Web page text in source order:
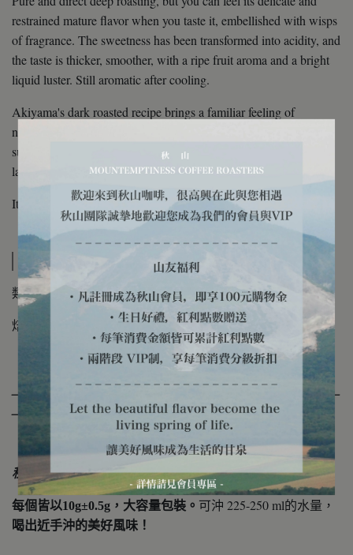
restrained mature flavor when you taste it, embellished with wisps
of fragrance. The sweetness has been transformed into acidity, and
the taste is thicker, smoother, with a ripe fruit aroma and a bright
liquid luster. Still aromatic after cooling.
Akiyama's dark roasted recipe brings a familiar feeling of
nostalgia. It is suitable for both light and dark, iced and hot,
suitable for pouring by hand, siphoning or becoming a coffee au
lait.
It is a work of contemplation and restraint.
規格說明
類型/ 濾掛式咖啡
焙度/ 深焙
＿＿＿＿＿＿＿＿＿＿＿＿＿＿＿＿＿＿＿＿＿＿＿＿＿＿
秋山掛耳＿美味的外出良伴！
每個皆以10g±0.5g，大容量包裝。 可沖 225-250 ml的水量，
喝出近手沖的美好風味！